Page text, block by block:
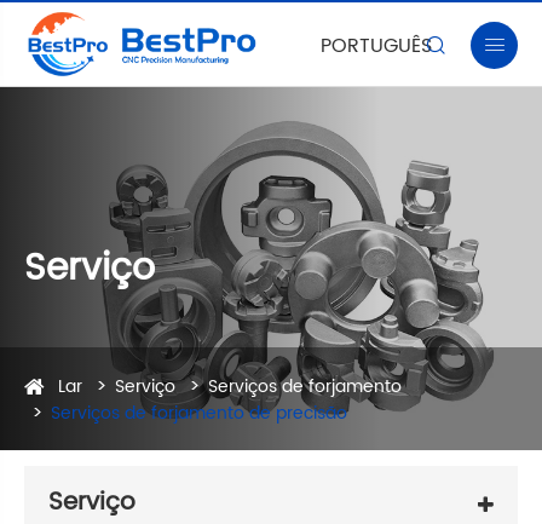
PORTUGUÊS 
Serviço
Lar Serviço
Serviços de forjamento
Serviços de forjamento de precisão
Serviço